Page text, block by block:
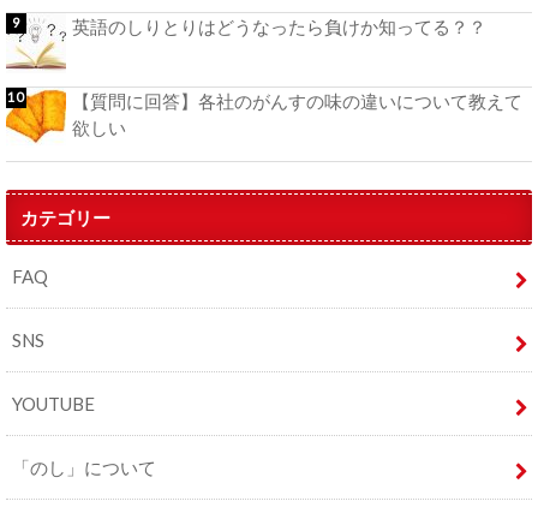
英語のしりとりはどうなったら負けか知ってる？？
【質問に回答】各社のがんすの味の違いについて教えて
欲しい
カテゴリー
FAQ
SNS
YOUTUBE
「のし」について